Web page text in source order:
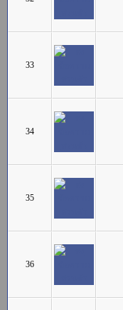
33
34
35
36